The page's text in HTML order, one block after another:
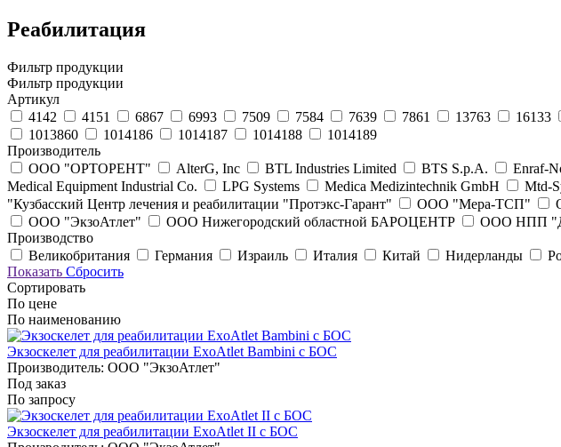
Реабилитация
Фильтр продукции
Фильтр продукции
Артикул
4142
4151 6867 6993 7509 7584 7639 7861 13763 16133
1013860
1014186 1014187 1014188
1014189
Производитель
ООО "ОРТОРЕНТ"
AlterG, Inc BTL Industries Limited BTS S.p.A. Enraf-
Medical Equipment Industrial Co.
LPG Systems Medica Medizintechnik GmbH Mtd-
"Кузбасский Центр лечения и реабилитации "Протэкс-Гарант"
ООО "Мера-ТСП"
ООО "ЭкзоАтлет"
ООО Нижегородский областной БАРОЦЕНТР ООО НПП
Производство
Великобритания
Германия Израиль Италия Китай Нидерланды
Показать Сбросить
Сортировать
По цене
По наименованию
Экзоскелет для реабилитации ExoAtlet Bambini с БОС
Производитель: ООО "ЭкзоАтлет"
Под заказ
По запросу
Экзоскелет для реабилитации ExoAtlet II с БОС